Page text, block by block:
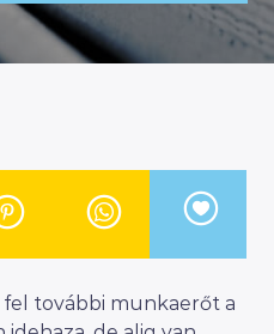
további munkaerőt a